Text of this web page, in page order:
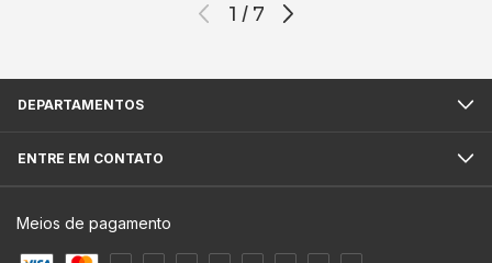
1 / 7
DEPARTAMENTOS
ENTRE EM CONTATO
Meios de pagamento